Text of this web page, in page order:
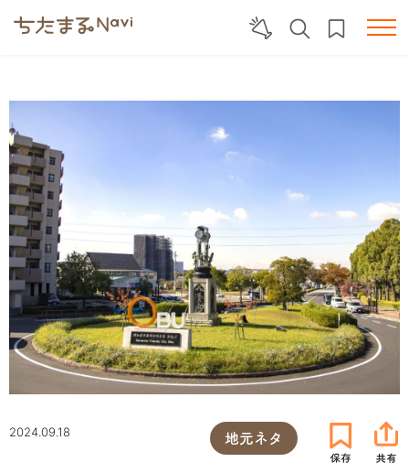
2024.09.18 地元ネタ